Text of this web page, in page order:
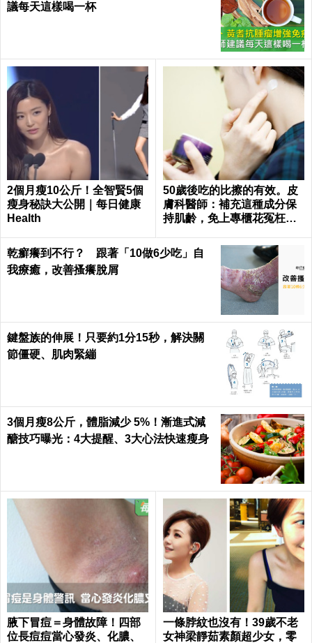
議每天這樣喝一杯
2個月瘦10公斤！全智賢5個
瘦身秘訣大公開｜每日健康
Health
50歲後吃的比擦的有效。皮
膚科醫師：補充這種成分保
持肌齡，免上專櫃花冤枉錢
乾癬癢到不行？ 跟著「10做6少吃」自
我療癒，改善搔癢脫屑
鍵盤族的伸展！只要約1分15秒，解決關
節僵硬、肌肉緊繃
3個月瘦8公斤，體脂減少 5%！漸進式減
醣技巧曝光：4大提醒、3大心法快速瘦身
腋下冒痘＝身體故障！四部
位長痘痘當心發炎、化膿、
一條脖紋也沒有！39歲不老
女神梁靜茹素顏超少女，零